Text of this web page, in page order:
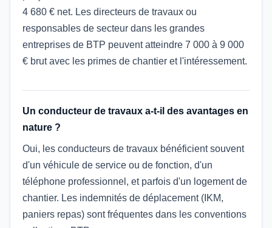
4 680 € net. Les directeurs de travaux ou
responsables de secteur dans les grandes
entreprises de BTP peuvent atteindre 7 000 à 9 000
€ brut avec les primes de chantier et l'intéressement.
Un conducteur de travaux a-t-il des avantages en
nature ?
Oui, les conducteurs de travaux bénéficient souvent
d'un véhicule de service ou de fonction, d'un
téléphone professionnel, et parfois d'un logement de
chantier. Les indemnités de déplacement (IKM,
paniers repas) sont fréquentes dans les conventions